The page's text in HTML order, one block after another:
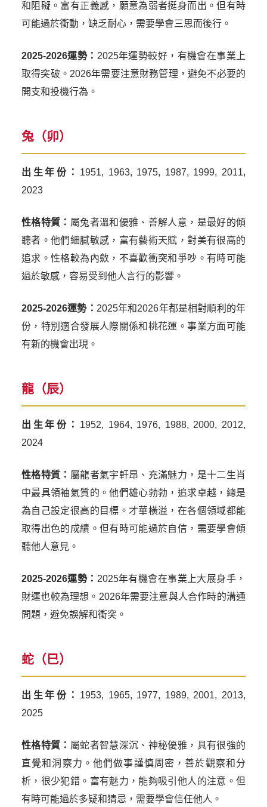
和阻礙。富有正義感，願意為弱者挺身而出。但有時
可能過於衝動，缺乏耐心，需要學會三思而後行。
2025-2026運勢： 2025年運勢較好，有機會在事業上
取得突破。2026年需要注意財務管理，避免不必要的
開支和投機行為。
兔（卯）
出生年份： 1951, 1963, 1975, 1987, 1999, 2011,
2023
性格特質： 屬兔者溫和優雅、善解人意，是最好的傾
聽者。他們細膩敏感，富有藝術天賦，對美有很高的
追求。性格較為內斂，不喜歡衝突和爭吵。有時可能
過於敏感，容易受到他人言行的影響。
2025-2026運勢： 2025年和2026年都是相對順利的年
份，特別適合發展人際關係和桃花運。事業方面可能
有新的機會出現。
龍（辰）
出生年份： 1952, 1964, 1976, 1988, 2000, 2012,
2024
性格特質： 屬龍者氣宇軒昂、充滿魅力，是十二生肖
中最具領袖氣質的。他們雄心勃勃，追求卓越，總是
為自己設定很高的目標。才華橫溢，在各個領域都能
取得出色的成績。但有時可能過於自信，需要學會傾
聽他人意見。
2025-2026運勢： 2025年有機會在事業上大展身手，
財運也較為理想。2026年需要注意與人合作時的溝通
問題，避免誤解和衝突。
蛇（巳）
出生年份： 1953, 1965, 1977, 1989, 2001, 2013,
2025
性格特質： 屬蛇者智慧深沉、神秘優雅，具有很強的
直覺和洞察力。他們做事謹慎周密，善於觀察和分
析，很少犯錯。富有魅力，能夠吸引他人的注意。但
有時可能過於多疑和猜忌，需要學會信任他人。